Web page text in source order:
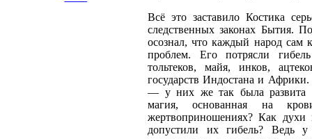
Всё это заставило Костика
следственных законах Бытия.
осознал, что каждый народ сам
проблем. Его потрясли
тольтеков, майя, инков,
государств Индостана и
— у них же так была развита
магия, основанная на
жертвоприношениях? Как
допустили их гибель? Ведь